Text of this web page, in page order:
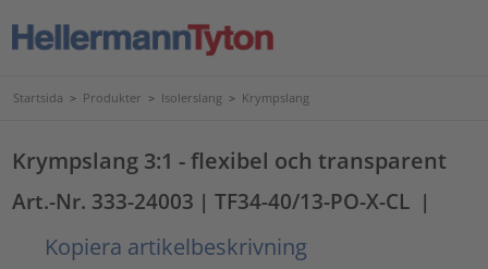
Startsida > Produkter > Isolerslang > Krympslang
Krympslang 3:1 - flexibel och transparent
Art.-Nr. 333-24003 | TF34-40/13-PO-X-CL |
Kopiera artikelbeskrivning